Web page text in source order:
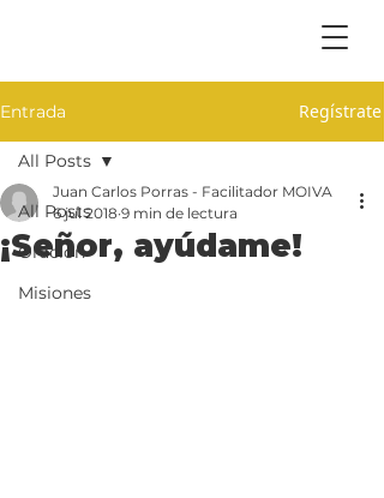
Entrada Regístrate
All Posts
Oración
Misiones
All Posts
¡Señor, ayúdame!
Juan Carlos Porras - Facilitador MOIVA
6 jul 2018 9 min de lectura